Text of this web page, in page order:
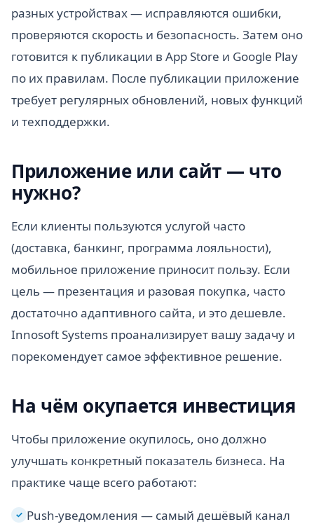
разных устройствах — исправляются ошибки,
проверяются скорость и безопасность. Затем оно
готовится к публикации в App Store и Google Play
по их правилам. После публикации приложение
требует регулярных обновлений, новых функций
и техподдержки.
Приложение или сайт — что
нужно?
Если клиенты пользуются услугой часто
(доставка, банкинг, программа лояльности),
мобильное приложение приносит пользу. Если
цель — презентация и разовая покупка, часто
достаточно адаптивного сайта, и это дешевле.
Innosoft Systems проанализирует вашу задачу и
порекомендует самое эффективное решение.
На чём окупается инвестиция
Чтобы приложение окупилось, оно должно
улучшать конкретный показатель бизнеса. На
практике чаще всего работают:
✓ Push-уведомления — самый дешёвый канал